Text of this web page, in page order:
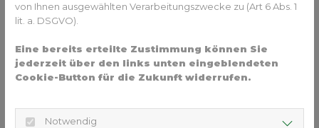
Kieferorthopäden übermittelt. Mithilfe einer speziellen
Software kann der Kieferorthopäde die Bilder analysieren und
den Fortschritt der Behandlung aus der Ferne beurteilen. Aber:
Dental Monitoring ersetzt nicht die regelmäßigen
Kontrolltermine vor Ort, sondern ist als eine Ergänzung zu
von Ihnen ausgewählten Verarbeitungszwecke zu (Art 6 Abs. 1
lit. a. DSGVO).
Eine bereits erteilte Zustimmung können Sie
jederzeit über den links unten eingeblendeten
Cookie-Button für die Zukunft widerrufen.
Notwendig